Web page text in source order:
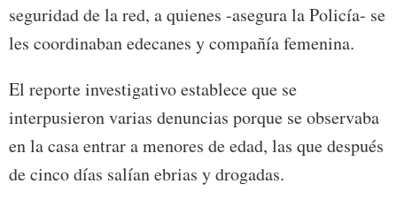
seguridad de la red, a quienes -asegura la Policía- se
les coordinaban edecanes y compañía femenina.
El reporte investigativo establece que se
interpusieron varias denuncias porque se observaba
en la casa entrar a menores de edad, las que después
de cinco días salían ebrias y drogadas.